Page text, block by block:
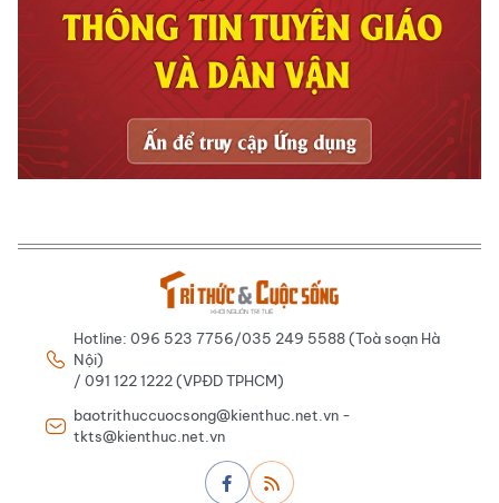
Hotline: 096 523 7756/035 249 5588 (Toà soạn Hà
Nội)
/ 091 122 1222 (VPĐD TPHCM)
baotrithuccuocsong@kienthuc.net.vn -
tkts@kienthuc.net.vn